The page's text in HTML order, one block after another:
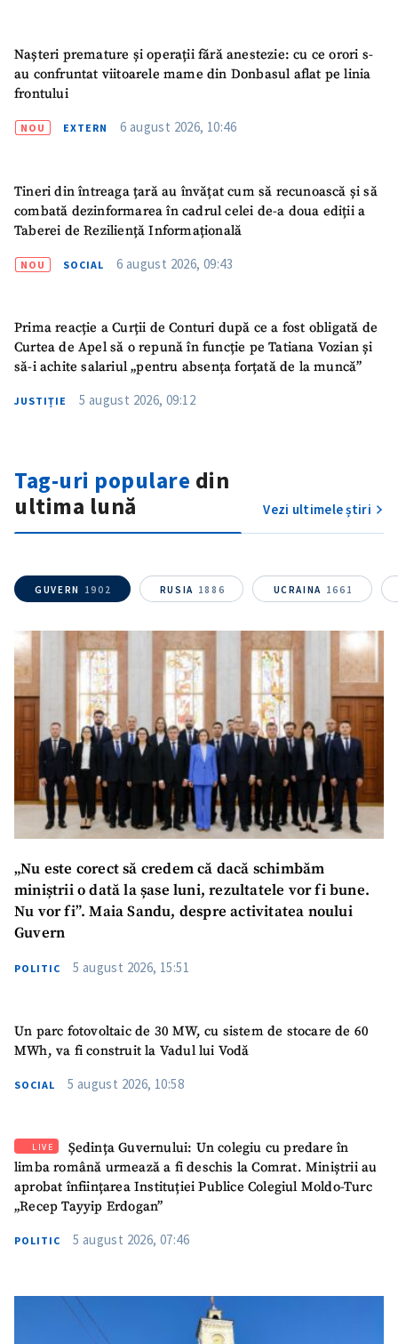
Nașteri premature și operații fără anestezie: cu ce orori s-
au confruntat viitoarele mame din Donbasul aflat pe linia
frontului
NOU EXTERN 6 august 2026, 10:46
Tineri din întreaga țară au învățat cum să recunoască și să
combată dezinformarea în cadrul celei de-a doua ediții a
Taberei de Reziliență Informațională
NOU SOCIAL 6 august 2026, 09:43
Prima reacție a Curții de Conturi după ce a fost obligată de
Curtea de Apel să o repună în funcție pe Tatiana Vozian și
să-i achite salariul „pentru absența forțată de la muncă”
JUSTIȚIE 5 august 2026, 09:12
Tag-uri populare din
ultima lună
Vezi ultimele știri
GUVERN 1902 RUSIA 1886 UCRAINA 1661
„Nu este corect să credem că dacă schimbăm
miniștrii o dată la șase luni, rezultatele vor fi bune.
Nu vor fi”. Maia Sandu, despre activitatea noului
Guvern
POLITIC 5 august 2026, 15:51
Un parc fotovoltaic de 30 MW, cu sistem de stocare de 60
MWh, va fi construit la Vadul lui Vodă
SOCIAL 5 august 2026, 10:58
LIVE
Ședința Guvernului: Un colegiu cu predare în
limba română urmează a fi deschis la Comrat. Miniștrii au
aprobat înființarea Instituției Publice Colegiul Moldo-Turc
„Recep Tayyip Erdogan”
POLITIC 5 august 2026, 07:46
Mesajul știrei
+ Mesajul știrei
CONTACT SURSĂ
Nume+ Numele meu
Am citit și sunt de
acord cu politica de
confidențialitate.